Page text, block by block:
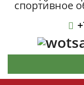
спортивное